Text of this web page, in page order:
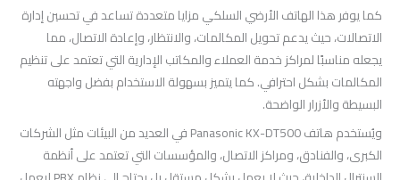
كما يوفر هذا الهاتف الأرضي السلكي مزايا متعددة تساعد في تحسين إدارة
الاتصالات، حيث يدعم تحويل المكالمات، والانتظار، وإعادة الاتصال، مما
يجعله مناسبًا لمراكز خدمة العملاء والمكاتب الإدارية التي تعتمد على تنظيم
المكالمات بشكل احترافي. كما يتميز بسهولة الاستخدام بفضل واجهته
البسيطة والأزرار الواضحة.
ويُستخدم هاتف Panasonic KX-DT500 في العديد من البيئات مثل الشركات
الكبرى، والفنادق، ومراكز الاتصال، والمؤسسات التي تعتمد على أنظمة